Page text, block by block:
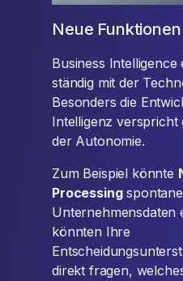
Neue Funktionen
Business Intelligence
ständig mit der
Besonders die
Intelligenz
der Autonomie.
Zum Beispiel könnte
Processing
Unternehmensdaten
könnten Ihre
direkt fragen,